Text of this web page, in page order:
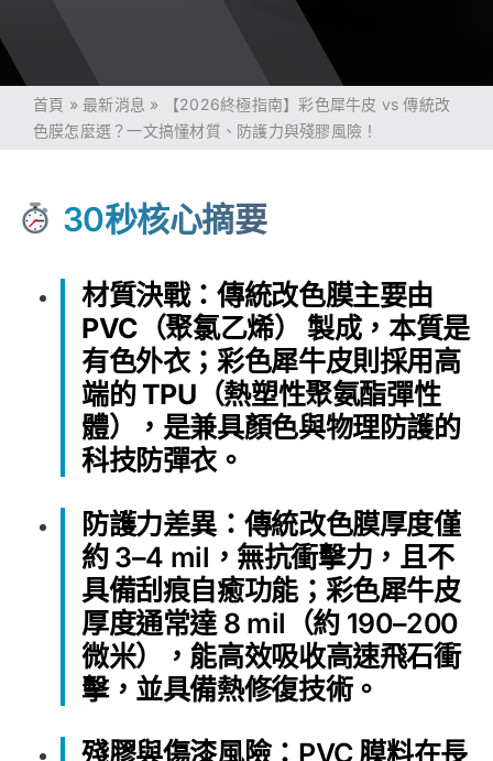
首頁 » 最新消息 »
【2026終極指南】彩色犀牛皮 vs 傳統改
色膜怎麼選？一文搞懂材質、防護力與殘膠風險！
30秒核心摘要
材質決戰：傳統改色膜主要由
PVC（聚氯乙烯）
製成，本質是
有色外衣；彩色犀牛皮則採用高
端的 TPU（熱塑性聚氨酯彈性
體）
，是兼具顏色與物理防護的
科技防彈衣。
防護力差異 ：傳統改色膜厚度僅
約 3–4 mil，無抗衝擊力，且不
具備刮痕自癒功能；彩色犀牛皮
厚度通常達 8 mil（約 190–200
微米），能高效吸收高速飛石衝
擊，並具備熱修復技術。
殘膠與傷漆風險：PVC 膜料在長